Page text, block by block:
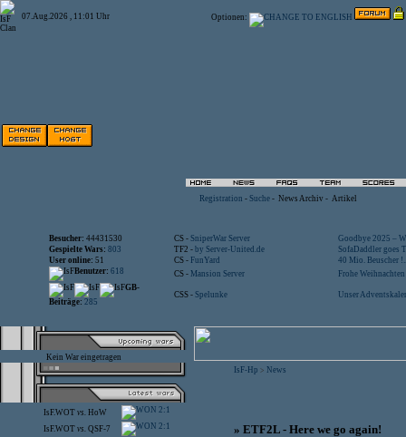
07.Aug.2026 , 11:01 Uhr Optionen:
Registration - Suche - News Archiv - Artikel
Besucher: 44431530 CS - SniperWar Server
Goodbye 2025 –
Gespielte Wars: 803 TF2 - by Server-United.de
SofaDaddler goes
User online: 51 CS - FunYard
40 Mio. Beuscher
Benutzer: 618 CS - Mansion Server
Frohe
GB-
Beiträge: 285
CSS - Spelunke Unser
Kein War eingetragen
IsF.WOT vs. HoW 2:1
IsF.WOT vs. QSF-7 2:1
IsF-Hp > News
» ETF2L - Here we go again!